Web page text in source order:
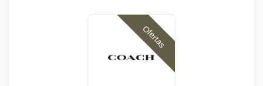
Ofertas